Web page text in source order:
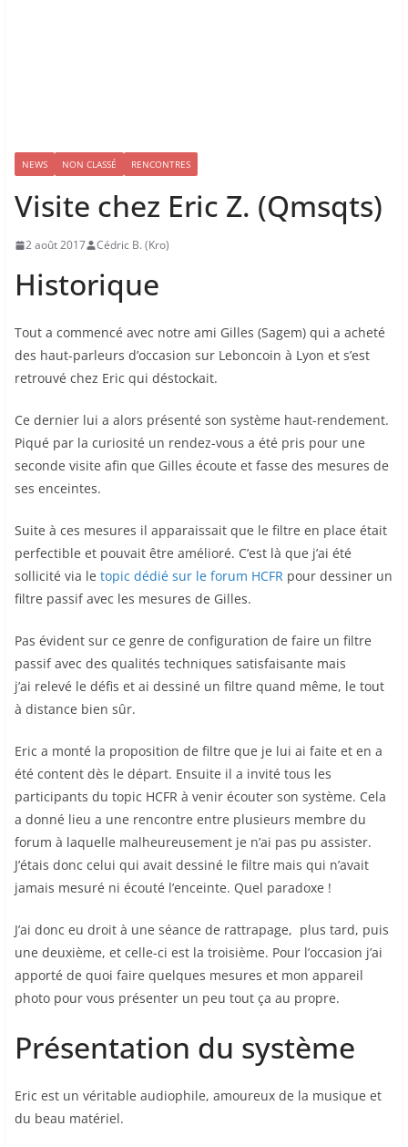
NEWS NON CLASSÉ RENCONTRES
Visite chez Eric Z. (Qmsqts)
2 août 2017 Cédric B. (Kro)
Historique
Tout a commencé avec notre ami Gilles (Sagem) qui a acheté
des haut-parleurs d’occasion sur Leboncoin à Lyon et s’est
retrouvé chez Eric qui déstockait.
Ce dernier lui a alors présenté son système haut-rendement.
Piqué par la curiosité un rendez-vous a été pris pour une
seconde visite afin que Gilles écoute et fasse des mesures de
ses enceintes.
Suite à ces mesures il apparaissait que le filtre en place était
perfectible et pouvait être amélioré. C’est là que j’ai été
sollicité via le topic dédié sur le forum HCFR pour dessiner un
filtre passif avec les mesures de Gilles.
Pas évident sur ce genre de configuration de faire un filtre
passif avec des qualités techniques satisfaisante mais
j’ai relevé le défis et ai dessiné un filtre quand même, le tout
à distance bien sûr.
Eric a monté la proposition de filtre que je lui ai faite et en a
été content dès le départ. Ensuite il a invité tous les
participants du topic HCFR à venir écouter son système. Cela
a donné lieu a une rencontre entre plusieurs membre du
forum à laquelle malheureusement je n’ai pas pu assister.
J’étais donc celui qui avait dessiné le filtre mais qui n’avait
jamais mesuré ni écouté l’enceinte. Quel paradoxe !
J’ai donc eu droit à une séance de rattrapage, plus tard, puis
une deuxième, et celle-ci est la troisième. Pour l’occasion j’ai
apporté de quoi faire quelques mesures et mon appareil
photo pour vous présenter un peu tout ça au propre.
Présentation du système
Eric est un véritable audiophile, amoureux de la musique et
du beau matériel.